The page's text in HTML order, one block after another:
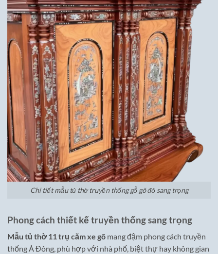
Chi tiết mẫu tủ thờ truyền thống gỗ gõ đỏ sang trọng
Phong cách thiết kế truyền thống sang trọng
Mẫu tủ thờ 11 trụ căm xe gõ mang đậm phong cách truyền
thống Á Đông, phù hợp với nhà phố, biệt thự hay không gian